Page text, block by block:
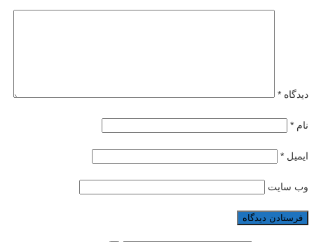
دیدگاه *
نام *
ایمیل *
وب‌ سایت